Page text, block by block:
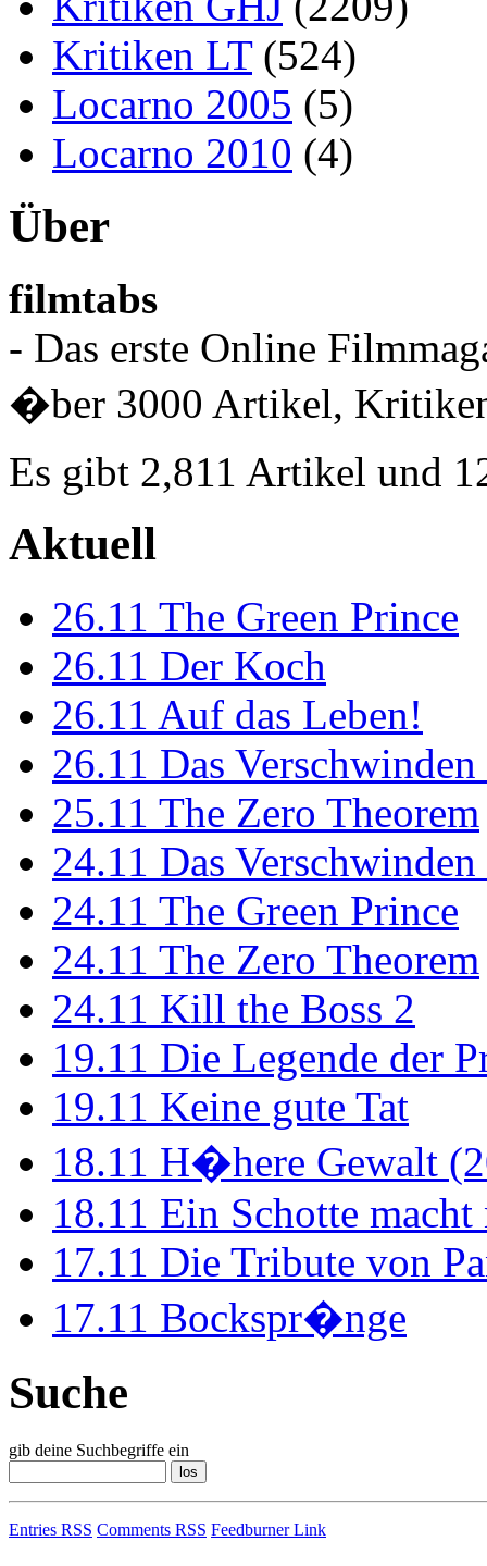
Kritiken LT(524)
Locarno 2005 (5)
Locarno 2010 (4)
Über
filmtabs
- Das erste Online
�ber 3000 Artikel,
Es gibt 2,811 Artikel und
Aktuell
26.11 The Green Prince
26.11 Der Koch
26.11 Auf das Leben!
26.11 Das
25.11 The Zero Theorem
24.11 Das
24.11 The Green Prince
24.11 The Zero Theorem
24.11 Kill the Boss 2
19.11 Die Legende der
19.11 Keine gute Tat
18.11 H�here Gewalt
18.11 Ein Schotte
17.11 Die Tribute von
17.11 Bockspr�nge
Suche
gib deine Suchbegriffe ein
Entries RSS Comments RSS Feedburner Link